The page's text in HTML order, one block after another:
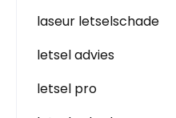
laseur letselschade
letsel advies
letsel pro